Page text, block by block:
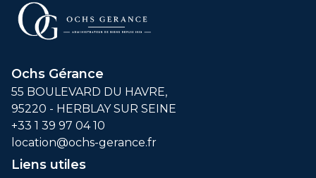
Ochs Gérance
55 BOULEVARD DU HAVRE,
95220 - HERBLAY SUR SEINE
+33 1 39 97 04 10
location@ochs-gerance.fr
Liens utiles